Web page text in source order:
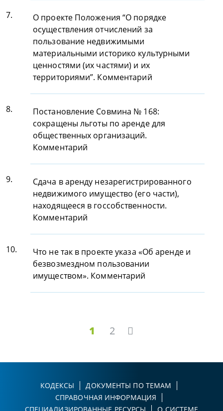
7.
О проекте Положения “О порядке
осуществления отчислений за
пользование недвижимыми
материальными историко культурными
ценностями (их частями) и их
территориями”. Комментарий
8.
Постановление Совмина № 168:
сокращены льготы по аренде для
общественных организаций.
Комментарий
9.
Сдача в аренду незарегистрированного
недвижимого имущество (его части),
находящееся в госсобственности.
Комментарий
10.
Что не так в проекте указа «Об аренде и
безвозмездном пользовании
имуществом». Комментарий
1 2
КОДЕКСЫ
ДОКУМЕНТЫ ПО ТЕМАМ
СПРАВОЧНАЯ ИНФОРМАЦИЯ